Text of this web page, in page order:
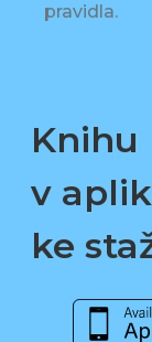
pravidla.
Knihu
v
ke